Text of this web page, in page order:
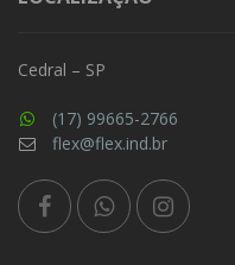
Cedral – SP
(17) 99665-2766
flex@flex.ind.br